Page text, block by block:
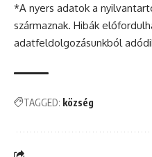
*A nyers adatok a
származnak. Hibák
adatfeldolgozásunkból
TAGGED: község